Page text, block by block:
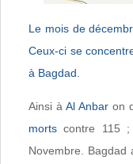
Le mois de
Ceux-ci se
à Bagdad.
Ainsi à Al Anbaron
morts contre 115
Novembre. Bagdad